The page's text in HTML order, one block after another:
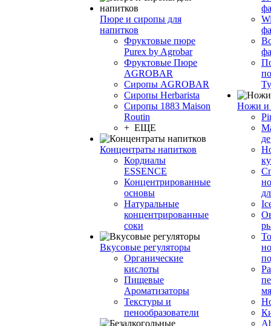
Пюре и сиропы для
напитков
Фруктовые пюре
Purex by Agrobar
Фруктовые Пюре
AGROBAR
Сиропы AGROBAR
Сиропы Herbarista
Сиропы 1883 Maison
Routin
+ ЕЩЕ
Концентраты напитков
Кордиалы
ESSENCE
Концентрированные
основы
Натуральные
концентрированные
соки
Вкусовые регуляторы
Органические
кислоты
Пищевые
Ароматизаторы
Текстуры и
пенообразователи
Ножи и